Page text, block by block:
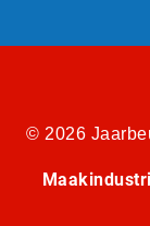
© 2026